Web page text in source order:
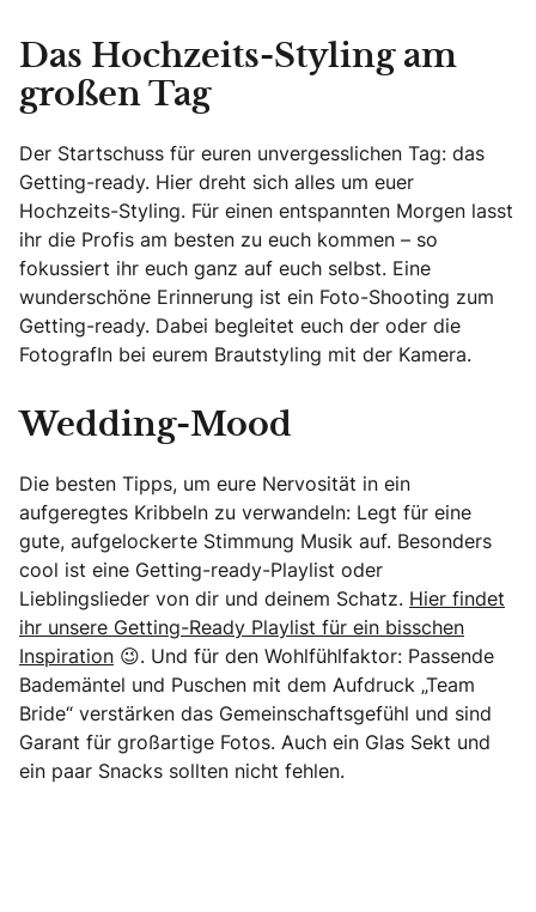
Das Hochzeits-Styling am
großen Tag
Der Startschuss für euren unvergesslichen Tag: das
Getting-ready. Hier dreht sich alles um euer
Hochzeits-Styling. Für einen entspannten Morgen lasst
ihr die Profis am besten zu euch kommen – so
fokussiert ihr euch ganz auf euch selbst. Eine
wunderschöne Erinnerung ist ein Foto-Shooting zum
Getting-ready. Dabei begleitet euch der oder die
FotografIn bei eurem Brautstyling mit der Kamera.
Wedding-Mood
Die besten Tipps, um eure Nervosität in ein
aufgeregtes Kribbeln zu verwandeln: Legt für eine
gute, aufgelockerte Stimmung Musik auf. Besonders
cool ist eine Getting-ready-Playlist oder
Lieblingslieder von dir und deinem Schatz. Hier findet
ihr unsere Getting-Ready Playlist für ein bisschen
Inspiration 😉. Und für den Wohlfühlfaktor: Passende
Bademäntel und Puschen mit dem Aufdruck „Team
Bride“ verstärken das Gemeinschaftsgefühl und sind
Garant für großartige Fotos. Auch ein Glas Sekt und
ein paar Snacks sollten nicht fehlen.